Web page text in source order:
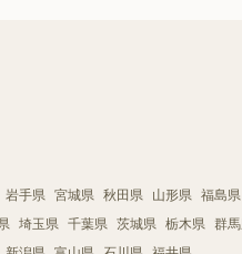
岩手県 宮城県 秋田県 山形県 福島県
埼玉県 千葉県 茨城県 栃木県 群